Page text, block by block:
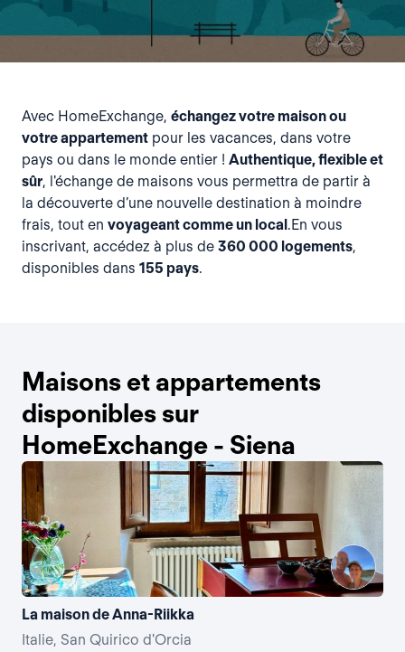
Avec HomeExchange, échangez votre maison ou
votre appartement pour les vacances, dans votre
pays ou dans le monde entier ! Authentique, flexible et
sûr, l'échange de maisons vous permettra de partir à
la découverte d’une nouvelle destination à moindre
frais, tout en voyageant comme un local.En vous
inscrivant, accédez à plus de 360 000 logements,
disponibles dans 155 pays.
Maisons et appartements
disponibles sur
HomeExchange - Siena
La maison de Anna-Riikka
Italie, San Quirico d'Orcia